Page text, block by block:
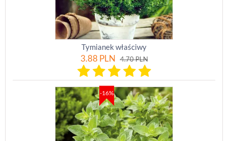
Tymianek właściwy
3.88 PLN 4.70PLN
-16%